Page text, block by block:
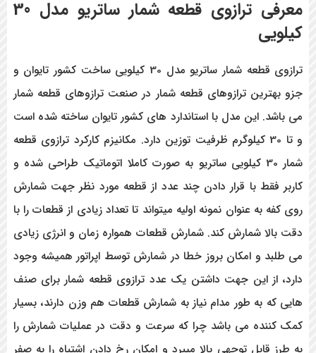
معرفی ترازوی قطعه شمار ساتریو مدل 30
کیلویی
ترازوی قطعه شمار ساتریو مدل 30 کیلویی ساخت کشور تایوان و
جزو بهترین ترازوهای قطعه شمار در صنعت ترازوهای قطعه شمار
می باشد. این مدل با استاندارد های کشور تایوان ساخته شده است
و تا 30 کیلوگرم ظرفیت توزین دارد. مکانیزم کارکرد ترازوی قطعه
شمار 30 کیلویی ساتریو به صورت کاملا اتوماتیک طراحی شده و
کاربر فقط با قرار دادن چند عدد از قطعه مورد نظر جهت شمارش
روی کفه به عنوان نمونه اولیه میتواند تا تعداد زیادی از قطعات را با
دقت بالا شمارش کند. شمارش قطعات همواره زمان و انرژی زیادی
می طلبد و امکان بروز خطا در شمارش توسط اپراتور همیشه وجود
دارد، از این جهت داشتن یک عدد ترازوی قطعه شمار برای صنف
هایی که به طور مدام نیاز به شمارش قطعات هم وزن دارند، بسیار
کمک کننده می باشد چرا که سرعت و دقت در عملیات شمارش را
به طرز قابل توجهی بالا میبرد و امکان رخ دادن اشتباه را به صفر